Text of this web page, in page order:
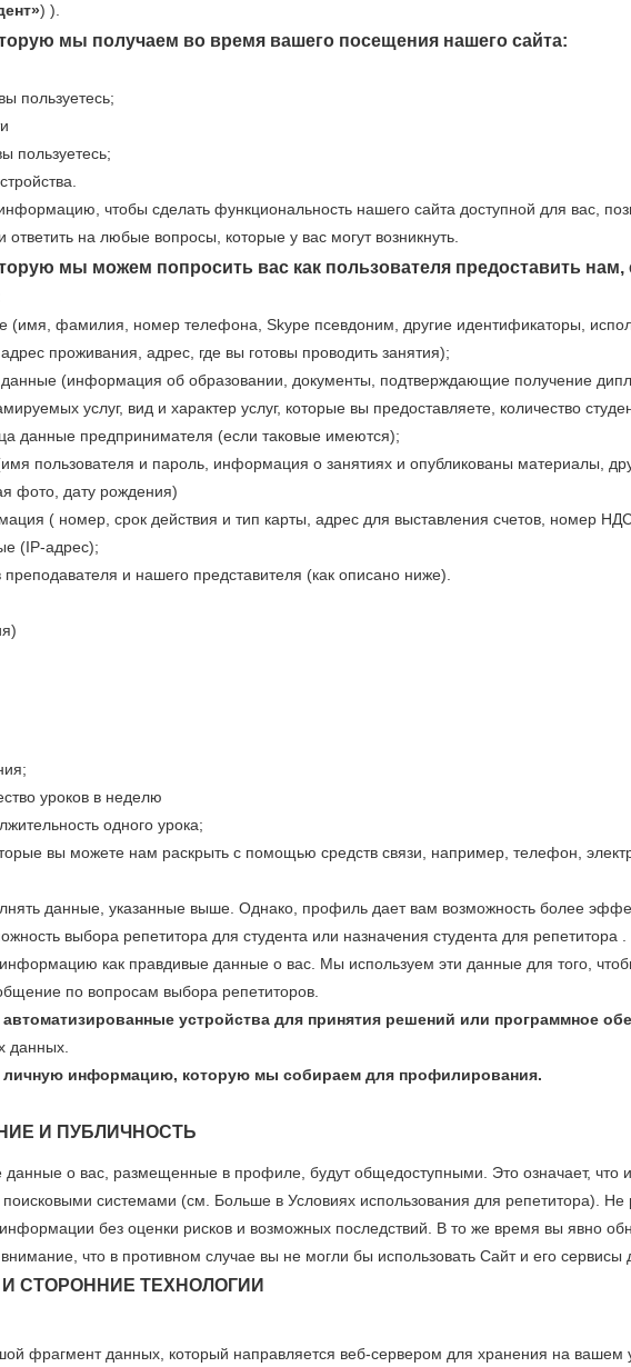
) ).
мы получаем во время вашего посещения нашего сайта:
пользуетесь;
пользуетесь;
чтобы сделать функциональность нашего сайта доступной для вас,
на любые вопросы, которые у вас могут возникнуть.
мы можем попросить вас как пользователя предоставить нам,
(имя, фамилия, номер телефона, Skype псевдоним, другие идентификаторы,
проживания, адрес, где вы готовы проводить занятия);
(информация об образовании, документы, подтверждающие получение
услуг, вид и характер услуг, которые вы предоставляете, количество
данные предпринимателя (если таковые имеются);
пользователя и пароль, информация о занятиях и опубликованы материалы,
фото, дату рождения)
( номер, срок действия и тип карты, адрес для выставления счетов, номер
(IP-адрес);
преподавателя и нашего представителя (как описано ниже).
уроков в неделю
одного урока;
вы можете нам раскрыть с помощью средств связи, например, телефон,
данные, указанные выше. Однако, профиль дает вам возможность более
выбора репетитора для студента или назначения студента для репетитора .
как правдивые данные о вас. Мы используем эти данные для того,
по вопросам выбора репетиторов.
устройства для принятия решений или программное
данных.
информацию, которую мы собираем для профилирования.
И ПУБЛИЧНОСТЬ
о вас, размещенные в профиле, будут общедоступными. Это означает, что
поисковыми системами (см. Больше в Условиях использования для репетитора).
без оценки рисков и возможных последствий. В то же время вы явно
что в противном случае вы не могли бы использовать Сайт и его сервисы
И СТОРОННИЕ ТЕХНОЛОГИИ
фрагмент данных, который направляется веб-сервером для хранения на